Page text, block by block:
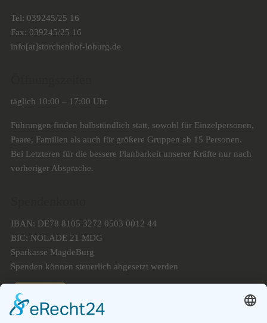
Tel: 039245/25 16
Fax: 039245/25 16
info[at]storchenhof-loburg.de
täglich 10:00 – 17:00 Uhr
Führungen finden halbstündlich statt, sowohl für Einzelpersonen,
Paare, Familien als auch für größere Gruppen ab 15 Personen.
Bei Letzteren für die bessere Planbarkeit unserer Kräfte nur nach
vorheriger Absprache.
IBAN: DE78 8105 3272 0503 0012 44
BIC: NOLADE 21 MDG
Sparkasse MagdeBurg
Spenden können steuerlich abgesetzt werden